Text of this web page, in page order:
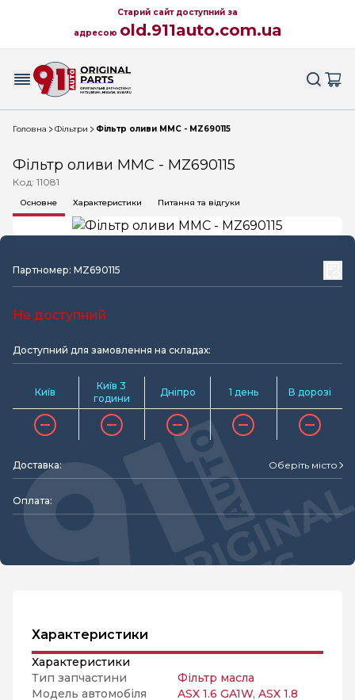
Старий сайт доступний за
адресою old.911auto.com.ua
Головна Фільтри Фільтр оливи MMC - MZ690115
Фільтр оливи MMC - MZ690115
Код: 11081
Основне Характеристики Питання та відгуки
Партномер: MZ690115
Не доступний
Доступний для замовлення на складах:
Київ
Київ 3
години
Дніпро 1 день В дорозі
Доставка: Оберіть місто
Оплата:
Характеристики
Характеристики
Тип запчастини
Фільтр масла
Модель автомобіля
ASX 1.6 GA1W, ASX 1.8